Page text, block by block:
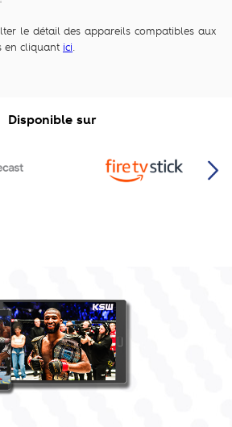
le détail des appareils compatibles aux
en cliquant ici.
Disponible sur